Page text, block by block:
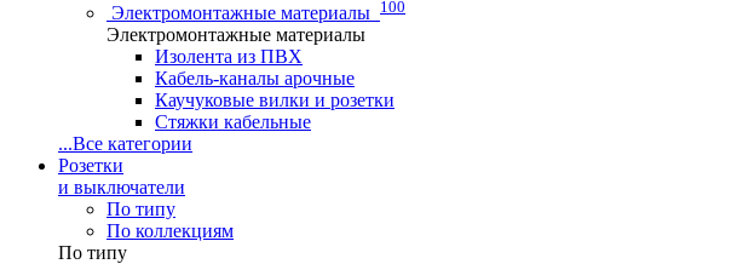
Электромонтажные материалы 100
Электромонтажные материалы
Изолента из ПВХ
Кабель-каналы арочные
Каучуковые вилки и розетки
Стяжки кабельные
...Все категории
Розетки
и выключатели
По типу
По коллекциям
По типу